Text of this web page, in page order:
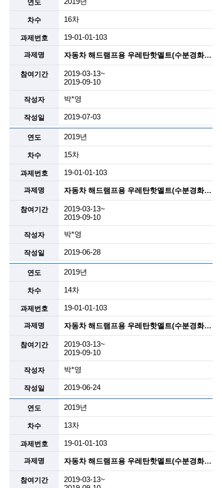
n
c
e
m
e
n
t
o
f
t
e
c
h
n
o
l
o
g
y
)
16차
19-01-01-103
자동차 해드램프용 우레탄핫멜트(수분경화, 2액형) , 리사이클 핫멜트등
2019-03-13~
2019-09-10
박*영
2019-07-03
2019년
15차
19-01-01-103
자동차 해드램프용 우레탄핫멜트(수분경화, 2액형) , 리사이클 핫멜트등
2019-03-13~
2019-09-10
박*영
2019-06-28
2019년
14차
19-01-01-103
자동차 해드램프용 우레탄핫멜트(수분경화, 2액형) , 리사이클 핫멜트등
2019-03-13~
2019-09-10
박*영
2019-06-24
2019년
13차
19-01-01-103
자동차 해드램프용 우레탄핫멜트(수분경화, 2액형) , 리사이클 핫멜트등
2019-03-13~